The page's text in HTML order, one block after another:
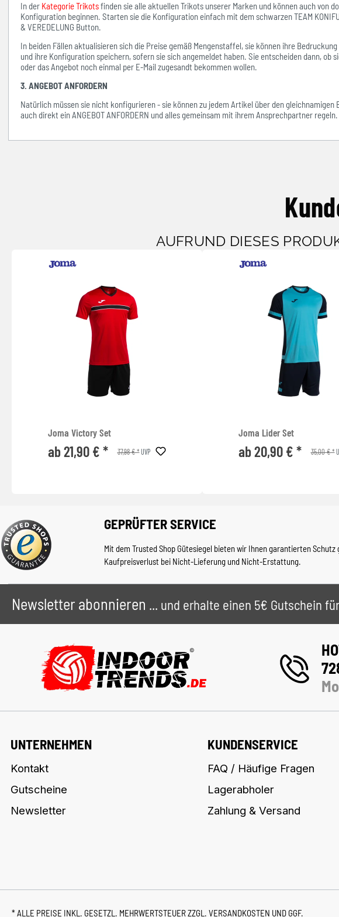
In der Kategorie Trikotsfinden sie alle aktuellen Trikots unserer Marken und können auch von
Konfiguration beginnen. Starten sie die Konfiguration einfach mit dem schwarzen TEAM
& VEREDELUNG Button.
In beiden Fällen aktualisieren sich die Preise gemäß Mengenstaffel, sie können ihre
und ihre Konfiguration speichern, sofern sie sich angemeldet haben. Sie entscheiden dann, ob
oder das Angebot noch einmal per E-Mail zugesandt bekommen wollen.
3. ANGEBOT ANFORDERN
Natürlich müssen sie nicht konfigurieren - sie können zu jedem Artikel über den gleichnamigen
auch direkt ein ANGEBOT ANFORDERN und alles gemeinsam mit ihrem Ansprechpartner regeln.
AUFRUND DIESES
Joma Victory Set
ab 21,90 € * 37,98 € *UVP
Joma Lider Set
ab 20,90 € * 35,00 € *
GEPRÜFTER SERVICE
Mit dem Trusted Shop Gütesiegel bieten wir Ihnen garantierten Schutz
Kaufpreisverlust bei Nicht-Lieferung und Nicht-Erstattung.
Newsletter abonnieren ... und erhalte einen 5€ Gutschein
UNTERNEHMEN
Kontakt
Gutscheine
Newsletter
KUNDENSERVICE
FAQ / Häufige Fragen
Lagerabholer
Zahlung & Versand
* ALLE PREISE INKL. GESETZL. MEHRWERTSTEUER ZZGL. VERSANDKOSTEN UND GGF.